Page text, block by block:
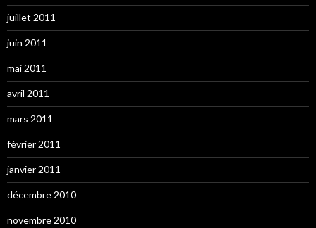
juillet 2011
juin 2011
mai 2011
avril 2011
mars 2011
février 2011
janvier 2011
décembre 2010
novembre 2010